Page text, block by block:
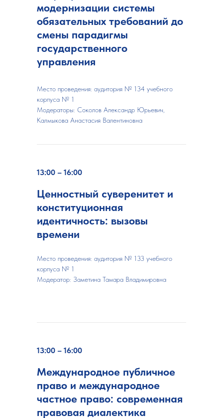
модернизации системы
обязательных требований до
смены парадигмы
государственного
управления
Место проведения: аудитория № 134 учебного
корпуса № 1
Модераторы: Соколов Александр Юрьевич,
Калмыкова Анастасия Валентиновна
13:00 – 16:00
Ценностный суверенитет и
конституционная
идентичность: вызовы
времени
Место проведения: аудитория № 133 учебного
корпуса № 1
Модератор: Заметина Тамара Владимировна
13:00 – 16:00
Международное публичное
право и международное
частное право: современная
правовая диалектика